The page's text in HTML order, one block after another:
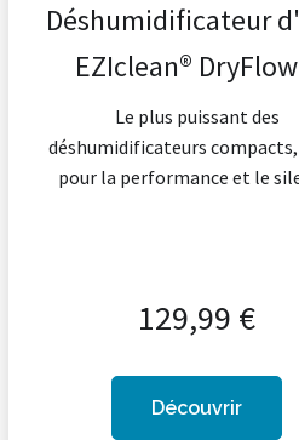
Déshumidificateur
EZIclean®
Le plus puissant des
déshumidificateurs
pour la performance et le
129,99 €
Découvrir